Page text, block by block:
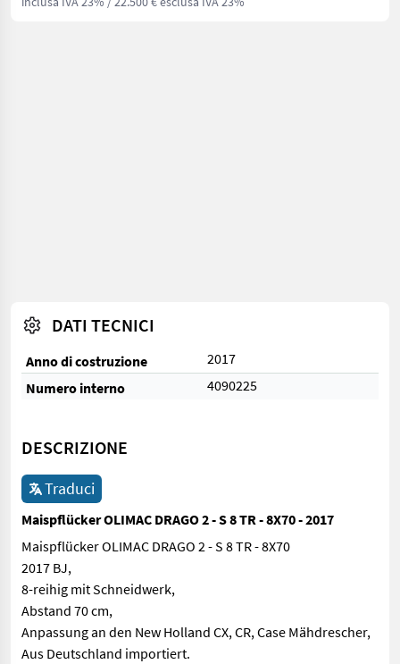
DATI TECNICI
Anno di costruzione
2017
Numero interno
4090225
DESCRIZIONE
Traduci
Maispflücker OLIMAC DRAGO 2 - S 8 TR - 8X70 - 2017
Maispflücker OLIMAC DRAGO 2 - S 8 TR - 8X70
2017 BJ,
8-reihig mit Schneidwerk,
Abstand 70 cm,
Anpassung an den New Holland CX, CR, Case Mähdrescher,
Aus Deutschland importiert.